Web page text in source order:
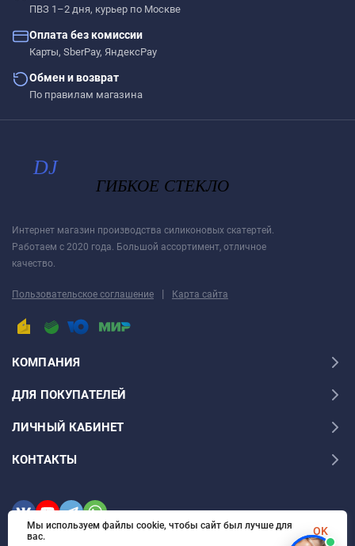
ПВЗ 1–2 дня, курьер по Москве
Оплата без комиссии
Карты, SberPay, ЯндексPay
Обмен и возврат
По правилам магазина
Интернет магазин производства силиконовых скатертей.
Работаем с 2020 года. Большой ассортимент, отличное
качество.
Пользовательское соглашение | Карта сайта
КОМПАНИЯ
ДЛЯ ПОКУПАТЕЛЕЙ
ЛИЧНЫЙ КАБИНЕТ
КОНТАКТЫ
Мы используем файлы cookie, чтобы сайт был лучше для
вас.
OK